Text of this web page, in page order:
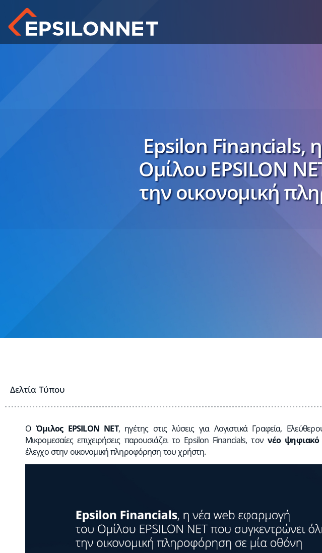
Epsilon Financials,
Ομίλου EPSILON
την οικονομική
Δελτία Τύπου
Ο Όμιλος EPSILON NET, ηγέτης στις λύσεις για Λογιστικά Γραφεία,
Μικρομεσαίες επιχειρήσεις παρουσιάζει το Epsilon Financials, τον νέο
έλεγχο στην οικονομική πληροφόρηση του χρήστη.